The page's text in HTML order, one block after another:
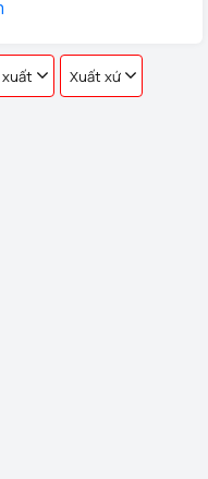
riêng
xuất Xuất xứ